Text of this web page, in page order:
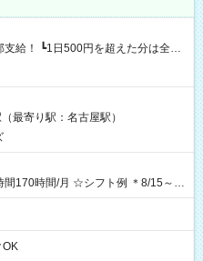
己負担となります ★日払い
その日に現金GET♪ お仕事後はコン
最寄り駅：名古屋駅）
☆シフト例 ＊8/15～
：00 17：00～21：00 ＊8/31
す！ 12：00～16：00 ＊9/6～
OK